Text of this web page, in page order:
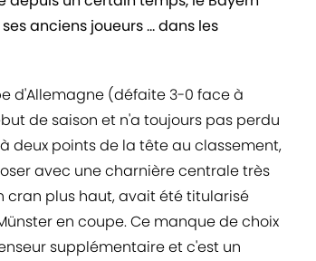
anciens joueurs ... dans les
d'Allemagne (défaite 3-0 face à
de saison et n'a toujours pas perdu
deux points de la tête au classement,
avec une charnière centrale très
cran plus haut, avait été titularisé
en coupe. Ce manque de choix
supplémentaire et c'est un